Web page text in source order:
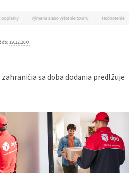
sa doba dodania predlžuje